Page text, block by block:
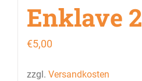
Enklave 2
€5,00
zzgl. Versandkosten